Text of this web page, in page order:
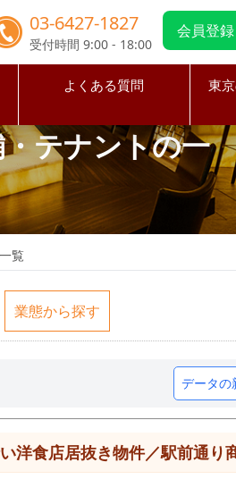
03-6427-1827
受付時間 9:00 - 18:00
会員登録
よくある質問 東
テナントの一
覧
業態から探す
洋食店居抜き物件／駅前通り